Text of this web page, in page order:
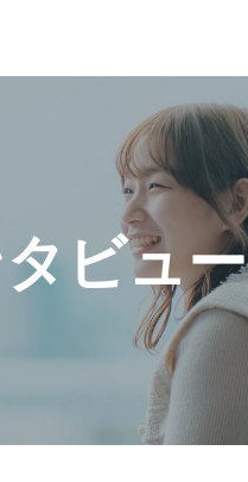
ビュー